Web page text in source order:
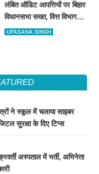
लंबित ऑडिट आपत्तियों पर बिहार
विधानसभा सख्त, वित्त विभाग
बना नोडल एजेंसी; सभी विभागों
UPASANA SINGH
ने स्कूल में चलाया साइबर
सुरक्षा के दिए टिप्स
अस्पताल में भर्ती, अभिनेता